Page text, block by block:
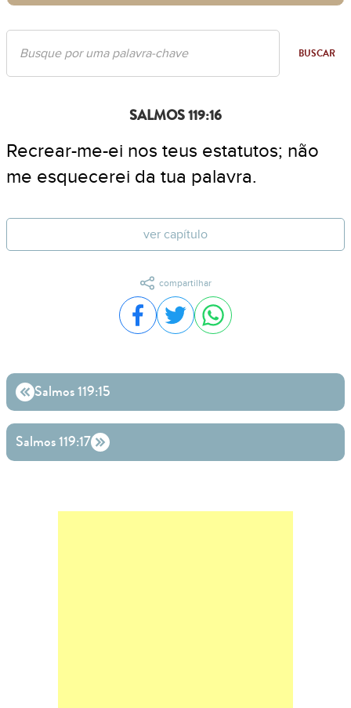
BUSCAR
SALMOS 119:16
Recrear-me-ei nos teus estatutos; não
me esquecerei da tua palavra.
ver capítulo
compartilhar
Compartilhar no Facebook
Compartilhar no Twitter
Compartilhar no
Salmos 119:15
Salmos 119:17